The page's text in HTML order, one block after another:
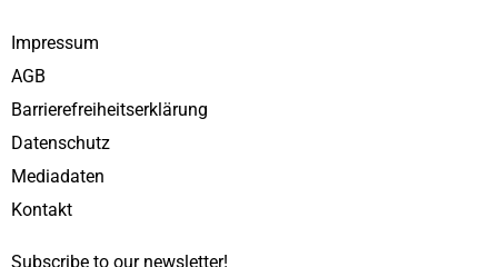
Impressum
AGB
Barrierefreiheitserklärung
Datenschutz
Mediadaten
Kontakt
Subscribe to our newsletter!